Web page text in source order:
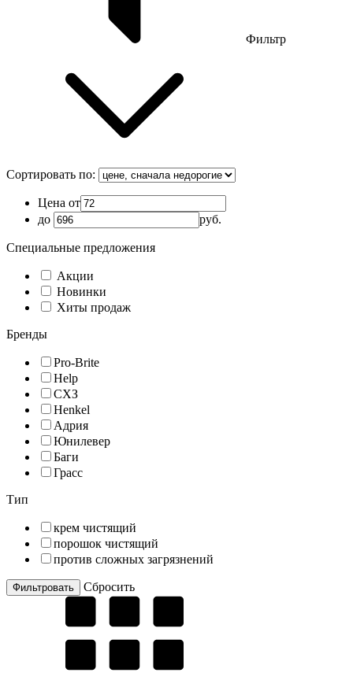
Фильтр
Сортировать по:
Цена от
до
руб.
Специальные предложения
Акции
Новинки
Хиты продаж
Бренды
Pro-Brite
Help
СХЗ
Henkel
Адрия
Юнилевер
Баги
Грасс
Тип
крем чистящий
порошок чистящий
против сложных загрязнений
Cбросить